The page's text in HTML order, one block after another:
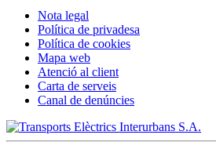
Nota legal
Política de privadesa
Política de cookies
Mapa web
Atenció al client
Carta de serveis
Canal de denúncies